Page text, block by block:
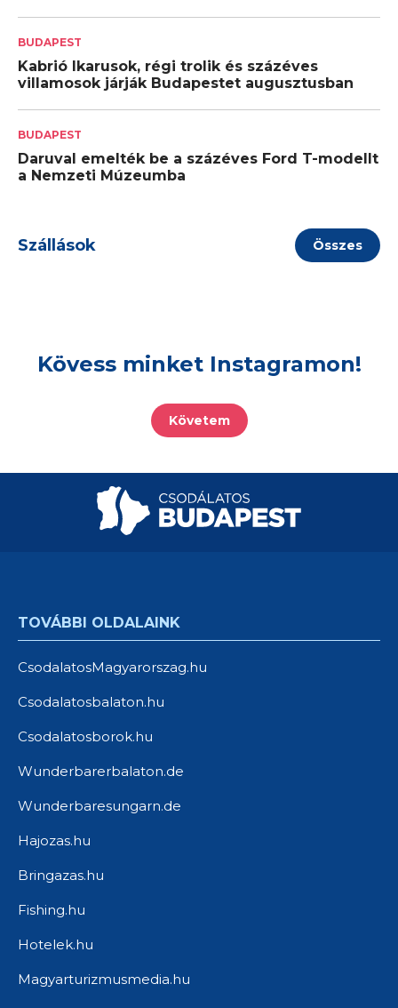
BUDAPEST
Kabrió Ikarusok, régi trolik és százéves
villamosok járják Budapestet augusztusban
BUDAPEST
Daruval emelték be a százéves Ford T-modellt
a Nemzeti Múzeumba
Szállások Összes
Kövess minket Instagramon!
Követem
TOVÁBBI OLDALAINK
CsodalatosMagyarorszag.hu
Csodalatosbalaton.hu
Csodalatosborok.hu
Wunderbarerbalaton.de
Wunderbaresungarn.de
Hajozas.hu
Bringazas.hu
Fishing.hu
Hotelek.hu
Magyarturizmusmedia.hu